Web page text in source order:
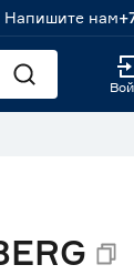
Напишите нам